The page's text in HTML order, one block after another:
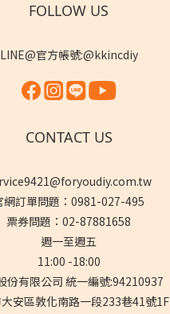
FOLLOW US
LINE@官方帳號:@kkincdiy
CONTACT US
網訂單問題：0981-027-495
票券問題：02-87881658
週一至週五
11:00 -18:00
份有限公司 統一編號:94210937
安區敦化南路一段233巷41號1F